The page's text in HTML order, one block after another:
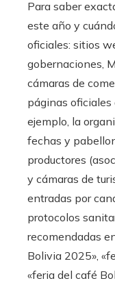
Para saber
este año y
oficiales: sitios
gobernaciones,
cámaras de
páginas
ejemplo, la
fechas y
productores
y cámaras de
entradas por
protocolos
recomendadas
Bolivia 2025»,
«feria del café